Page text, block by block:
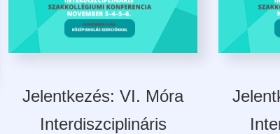
Jelentkezés: VI. Móra
Interdiszciplináris